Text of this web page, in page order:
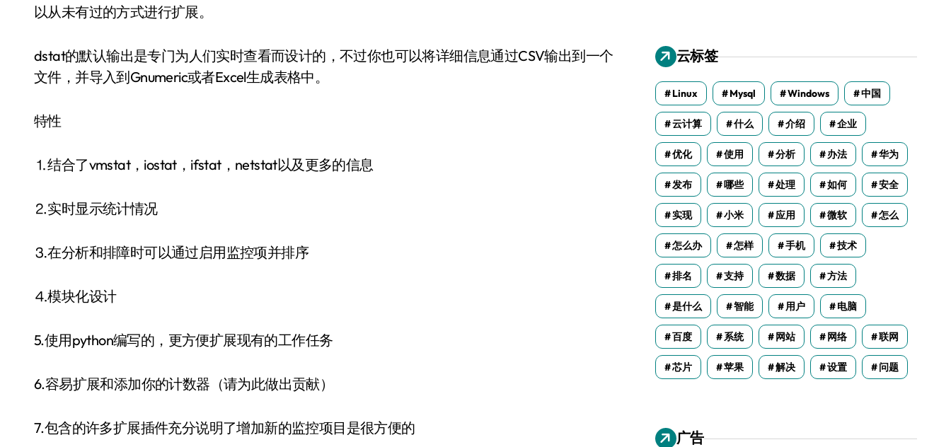
以从未有过的方式进行扩展。
dstat的默认输出是专门为人们实时查看而设计的，不过你也可以将详细信息通过CSV输出到一个
文件，并导入到Gnumeric或者Excel生成表格中。
特性
⒈结合了vmstat，iostat，ifstat，netstat以及更多的信息
⒉实时显示统计情况
⒊在分析和排障时可以通过启用监控项并排序
⒋模块化设计
5.使用python编写的，更方便扩展现有的工作任务
6.容易扩展和添加你的计数器（请为此做出贡献）
7.包含的许多扩展插件充分说明了增加新的监控项目是很方便的
云标签
Linux Mysql Windows 中国
云计算 什么 介绍 企业
优化 使用 分析 办法 华为
发布 哪些 处理 如何 安全
实现 小米 应用 微软 怎么
怎么办 怎样 手机 技术
排名 支持 数据 方法
是什么 智能 用户 电脑
百度 系统 网站 网络 联网
芯片 苹果 解决 设置 问题
广告